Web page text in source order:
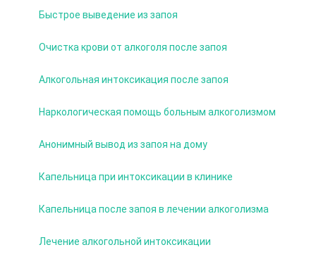
Быстрое выведение из запоя
Очистка крови от алкоголя после запоя
Алкогольная интоксикация после запоя
Наркологическая помощь больным алкоголизмом
Анонимный вывод из запоя на дому
Капельница при интоксикации в клинике
Капельница после запоя в лечении алкоголизма
Лечение алкогольной интоксикации